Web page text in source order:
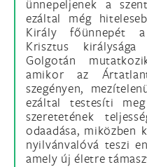
ünnepeljenek a
ezáltal még
Király főünnepét a
Krisztus
Golgotán
amikor az
szegényen,
ezáltal testesíti
szeretetének
odaadása, miközben
nyilvánvalóvá teszi
amely új életre